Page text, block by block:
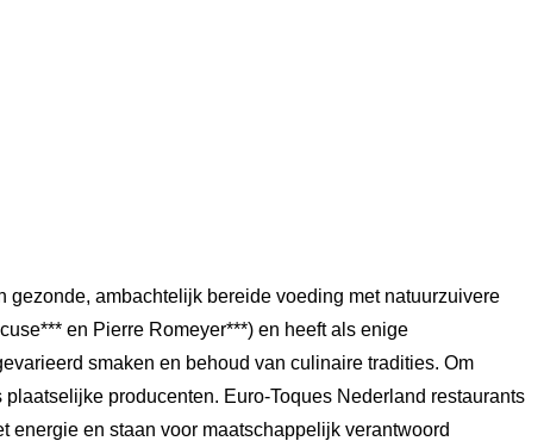
ambachtelijk bereide voeding met natuurzuivere
en Pierre Romeyer***) en heeft als enige
smaken en behoud van culinaire tradities. Om
producenten. Euro-Toques Nederland restaurants
en staan voor maatschappelijk verantwoord